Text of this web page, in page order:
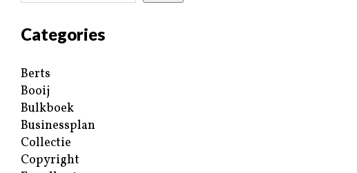
Categories
Berts
Booij
Bulkboek
Businessplan
Collectie
Copyright